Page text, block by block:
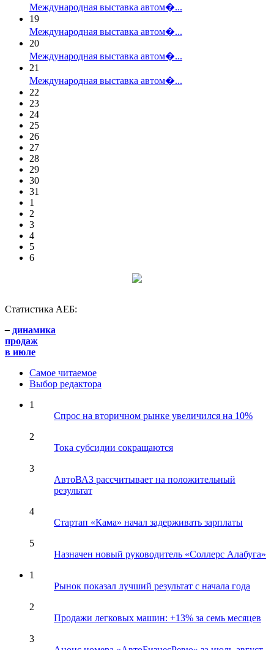
Международная выставка автом�...
19
Международная выставка автом�...
20
Международная выставка автом�...
21
Международная выставка автом�...
22
23
24
25
26
27
28
29
30
31
1
2
3
4
5
6
Статистика АЕБ:
– динамика
продаж
в июле
Самое читаемое
Выбор редактора
1
Спрос на вторичном рынке увеличился на 10%
2
Тока субсидии сокращаются
3
АвтоВАЗ рассчитывает на положительный
результат
4
Стартап «Кама» начал задерживать зарплаты
5
Назначен новый руководитель «Соллерс Алабуга»
1
Рынок показал лучший результат с начала года
2
Продажи легковых машин: +13% за семь месяцев
3